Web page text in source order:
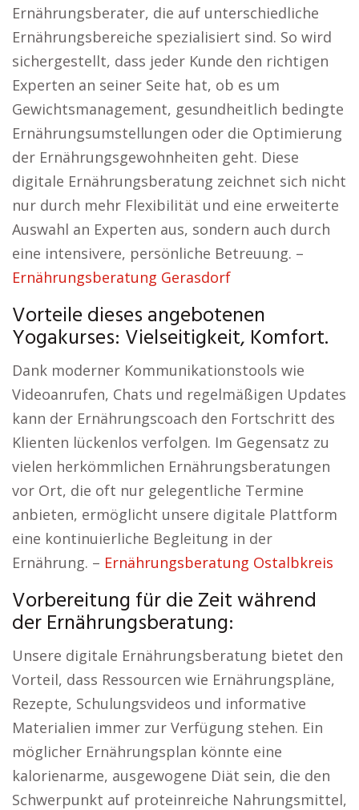
Ernährungsberater, die auf unterschiedliche
Ernährungsbereiche spezialisiert sind. So wird
sichergestellt, dass jeder Kunde den richtigen
Experten an seiner Seite hat, ob es um
Gewichtsmanagement, gesundheitlich bedingte
Ernährungsumstellungen oder die Optimierung
der Ernährungsgewohnheiten geht. Diese
digitale Ernährungsberatung zeichnet sich nicht
nur durch mehr Flexibilität und eine erweiterte
Auswahl an Experten aus, sondern auch durch
eine intensivere, persönliche Betreuung. –
Ernährungsberatung Gerasdorf
Vorteile dieses angebotenen
Yogakurses: Vielseitigkeit, Komfort.
Dank moderner Kommunikationstools wie
Videoanrufen, Chats und regelmäßigen Updates
kann der Ernährungscoach den Fortschritt des
Klienten lückenlos verfolgen. Im Gegensatz zu
vielen herkömmlichen Ernährungsberatungen
vor Ort, die oft nur gelegentliche Termine
anbieten, ermöglicht unsere digitale Plattform
eine kontinuierliche Begleitung in der
Ernährung. – Ernährungsberatung Ostalbkreis
Vorbereitung für die Zeit während
der Ernährungsberatung:
Unsere digitale Ernährungsberatung bietet den
Vorteil, dass Ressourcen wie Ernährungspläne,
Rezepte, Schulungsvideos und informative
Materialien immer zur Verfügung stehen. Ein
möglicher Ernährungsplan könnte eine
kalorienarme, ausgewogene Diät sein, die den
Schwerpunkt auf proteinreiche Nahrungsmittel,